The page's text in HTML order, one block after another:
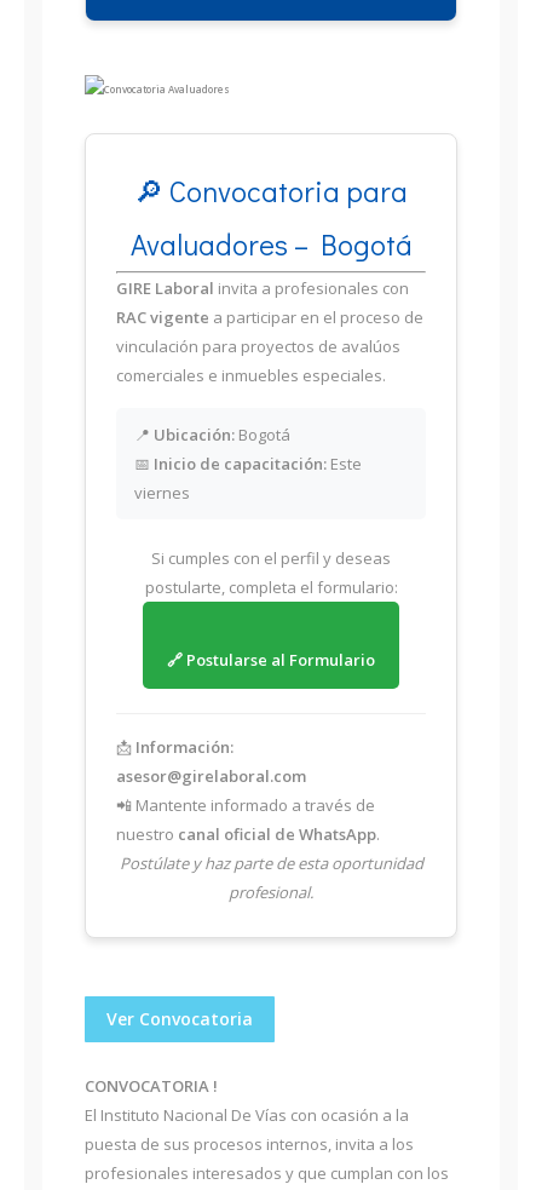
🔎 Convocatoria para
Avaluadores – Bogotá
GIRE Laboral invita a profesionales con
RAC vigente a participar en el proceso de
vinculación para proyectos de avalúos
comerciales e inmuebles especiales.
📍 Ubicación: Bogotá
📅 Inicio de capacitación: Este
viernes
Si cumples con el perfil y deseas
postularte, completa el formulario:
🔗 Postularse al Formulario
📩 Información:
asesor@girelaboral.com
📲 Mantente informado a través de
nuestro canal oficial de WhatsApp.
Postúlate y haz parte de esta oportunidad
profesional.
Ver Convocatoria
CONVOCATORIA !
El Instituto Nacional De Vías con ocasión a la
puesta de sus procesos internos, invita a los
profesionales interesados y que cumplan con los